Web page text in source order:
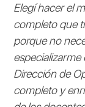
Elegí hacer el
completo que
porque no
Dirección de
completo y